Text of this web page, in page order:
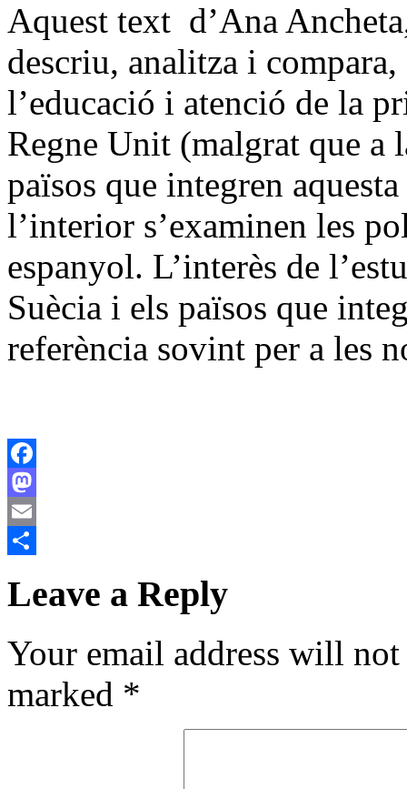
Aquest text d’Ana
descriu, analitza i
l’educació i atenció de la
Regne Unit (malgrat que a
països que integren
l’interior s’examinen les
espanyol. L’interès de
Suècia i els països que
referència sovint per a les
Facebook
Mastodon
Email
Leave a Reply
Your email address will
marked *